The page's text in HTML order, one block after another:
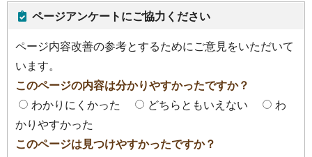
ページアンケートにご協力ください
ページ内容改善の参考とするためにご意見をいただいて
います。
このページの内容は分かりやすかったですか？
わかりにくかった
どちらともいえない
わ
かりやすかった
このページは見つけやすかったですか？